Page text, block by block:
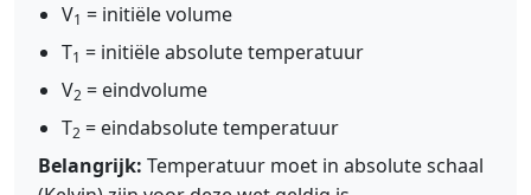
V1 = initiële volume
T1 = initiële absolute temperatuur
V2 = eindvolume
T2 = eindabsolute temperatuur
Belangrijk: Temperatuur moet in absolute schaal